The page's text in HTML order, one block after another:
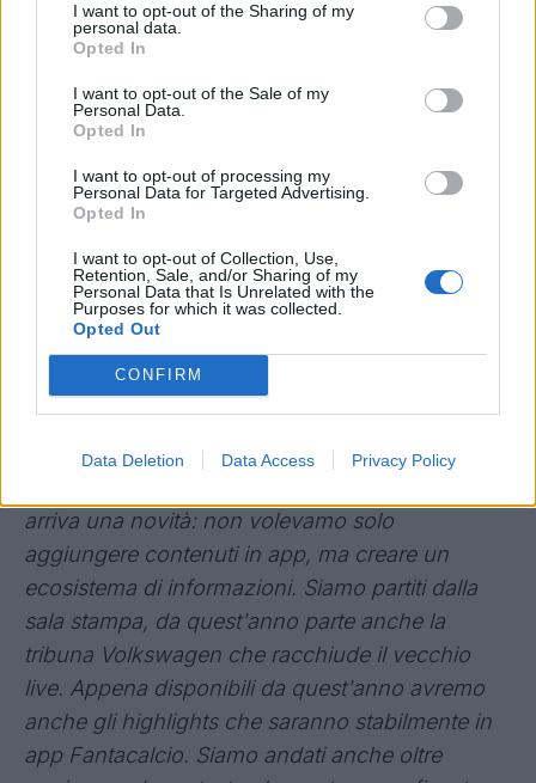
I want to opt-out of the Sharing of my
personal data.
Opted In
I want to opt-out of the Sale of my
Personal Data.
Opted In
I want to opt-out of processing my
Personal Data for Targeted Advertising.
Opted In
I want to opt-out of Collection, Use,
Retention, Sale, and/or Sharing of my
Personal Data that Is Unrelated with the
Purposes for which it was collected.
Opted Out
CONFIRM
Data Deletion Data Access Privacy Policy
Nino Ragosta, CEO e Founder
avere Serie A a bordo. Due anni fa abbiamo
inventato questo gioco per determinare il miglior
fantallenatore dell'anno. Il vincitore, Claudio, si è
ritrovato al Maradona in campo dove è stato
vita, da quest'anno grazie alla partnership con
Philadelphia abbiamo pensato di estendere
l'esperienza: così come c'è il Coach of the
Month verrà assegnato il premio di
Fantallenatore del mese e ogni mese il vincitore
Month. Chi vincerà la classifica generale sarà in
campo col Coach of the Season. Puntiamo a
trasformare Fantacalcio nel racconto della Serie
A: i voti live sono l'esempio perfetto, da
quest'anno grazie a Philadelphia e a Lega Serie
A avremo due momenti della partita in cui questi
voti saranno in tv".
Nino Ragosta, CEO e Founder
Fantacalcio®:"Dalla fortissima collaborazione